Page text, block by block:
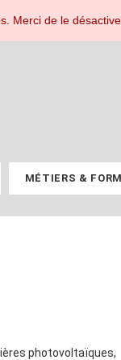
MÉTIERS &
photovoltaïques,
Merci de le